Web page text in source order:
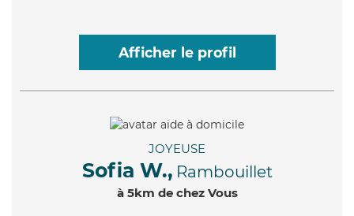
Afficher le profil
JOYEUSE
Sofia W., Rambouillet
à 5km de chez Vous